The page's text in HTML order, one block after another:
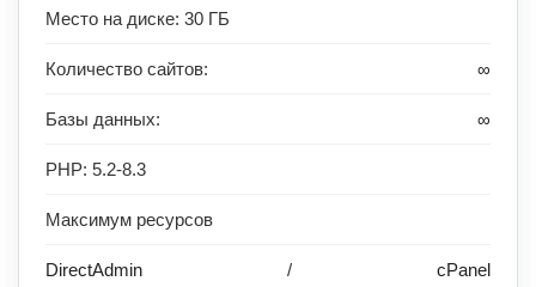
Место на диске: 30 ГБ
Количество сайтов: ∞
Базы данных: ∞
PHP: 5.2-8.3
Максимум ресурсов
DirectAdmin / cPanel